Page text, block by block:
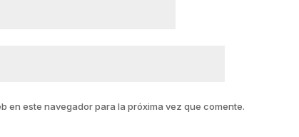
en este navegador para la próxima vez que comente.